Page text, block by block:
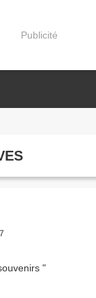
Publicité